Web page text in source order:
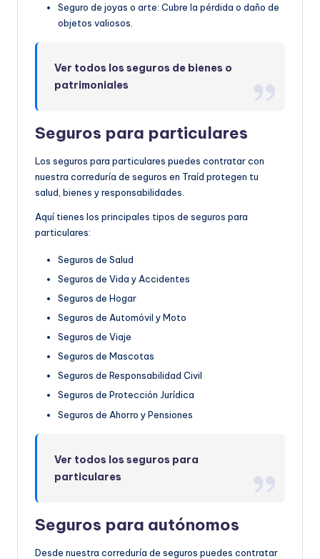
Seguro de joyas o arte: Cubre la pérdida o daño de
objetos valiosos.
Ver todos los seguros de bienes o
patrimoniales
Seguros para particulares
Los seguros para particulares puedes contratar con
nuestra correduría de seguros en Traíd protegen tu
salud, bienes y responsabilidades.
Aquí tienes los principales tipos de seguros para
particulares:
Seguros de Salud
Seguros de Vida y Accidentes
Seguros de Hogar
Seguros de Automóvil y Moto
Seguros de Viaje
Seguros de Mascotas
Seguros de Responsabilidad Civil
Seguros de Protección Jurídica
Seguros de Ahorro y Pensiones
Ver todos los seguros para
particulares
Seguros para autónomos
Desde nuestra correduría de seguros puedes contratar